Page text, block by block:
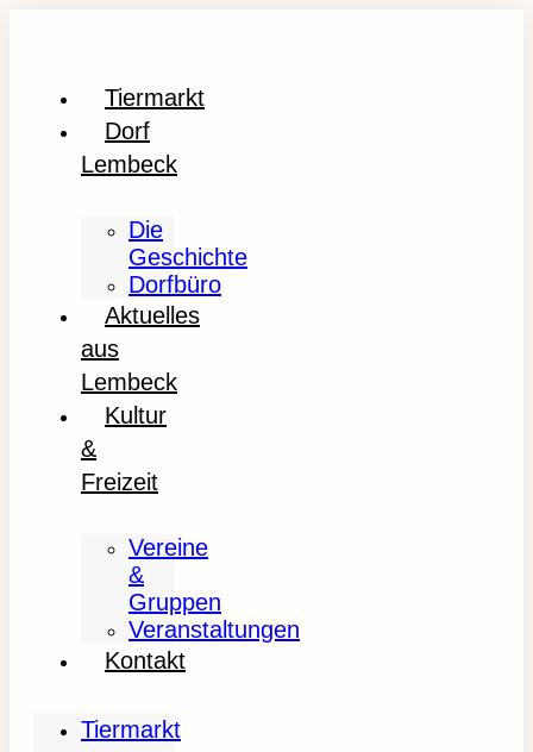
Tiermarkt
Dorf
Lembeck
Die
Geschichte
Dorfbüro
Aktuelles
aus
Lembeck
Kultur
&
Freizeit
Vereine
&
Gruppen
Veranstaltungen
Kontakt
Tiermarkt